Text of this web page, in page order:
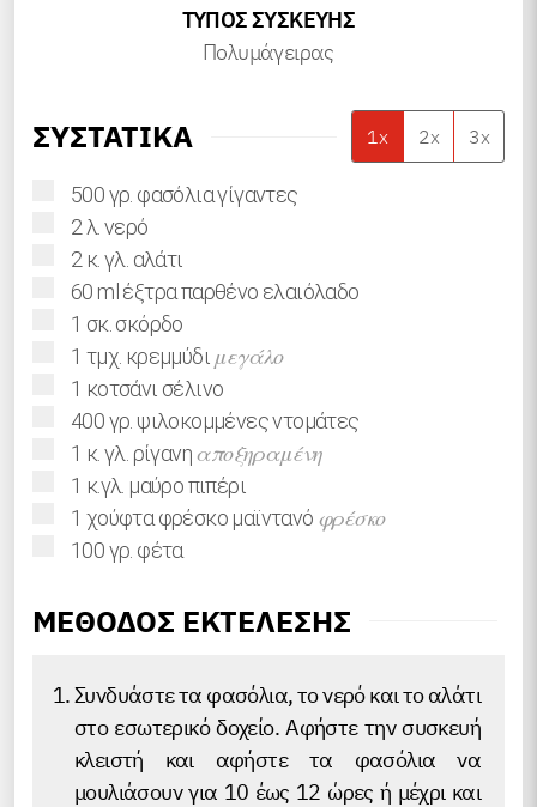
ΤΎΠΟΣ ΣΥΣΚΕΥΉΣ
Πολυμάγειρας
ΣΥΣΤΑΤΙΚΑ 1x 2x 3x
▢
500γρ. φασόλια γίγαντες
▢
2 λ. νερό
▢
2 κ. γλ. αλάτι
▢
60 mlέξτρα παρθένο ελαιόλαδο
▢
1 σκ. σκόρδο
▢
1 τμχ. κρεμμύδι μεγάλο
▢
1 κοτσάνι σέλινο
▢
400γρ. ψιλοκομμένες ντομάτες
▢
1 κ. γλ. ρίγανηαποξηραμένη
▢
1 κ.γλ. μαύρο πιπέρι
▢
1 χούφτα φρέσκο μαϊντανό φρέσκο
▢
100γρ. φέτα
ΜΕΘΟΔΟΣ ΕΚΤΕΛΕΣΗΣ
Συνδυάστε τα φασόλια, το νερό και το αλάτι
στο εσωτερικό δοχείο. Αφήστε την συσκευή
κλειστή και αφήστε τα φασόλια να
μουλιάσουν για 10 έως 12 ώρες ή μέχρι και